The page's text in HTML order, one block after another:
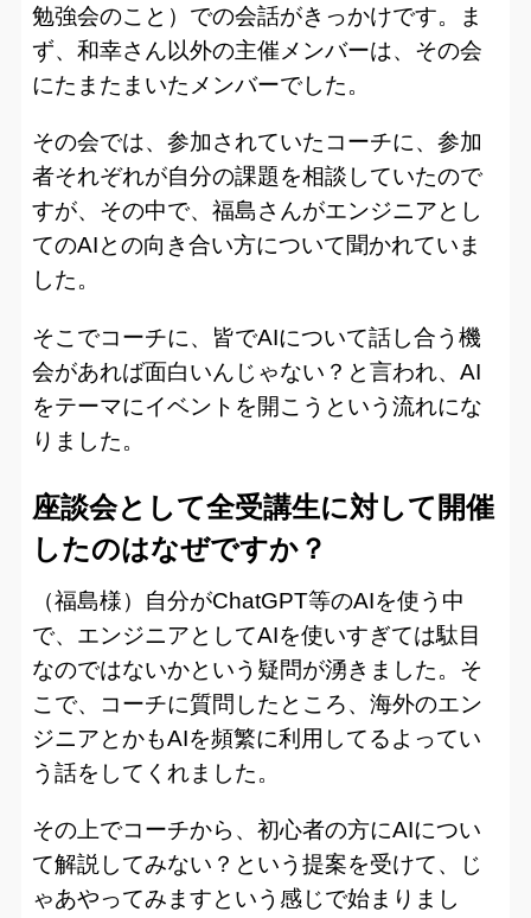
勉強会のこと）での会話がきっかけです。ま
ず、和幸さん以外の主催メンバーは、その会
にたまたまいたメンバーでした。
その会では、参加されていたコーチに、参加
者それぞれが自分の課題を相談していたので
すが、その中で、福島さんがエンジニアとし
てのAIとの向き合い方について聞かれていま
した。
そこでコーチに、皆でAIについて話し合う機
会があれば面白いんじゃない？と言われ、AI
をテーマにイベントを開こうという流れにな
りました。
座談会として全受講生に対して開催
したのはなぜですか？
（福島様）自分がChatGPT等のAIを使う中
で、エンジニアとしてAIを使いすぎては駄目
なのではないかという疑問が湧きました。そ
こで、コーチに質問したところ、海外のエン
ジニアとかもAIを頻繁に利用してるよってい
う話をしてくれました。
その上でコーチから、初心者の方にAIについ
て解説してみない？という提案を受けて、じ
ゃあやってみますという感じで始まりまし